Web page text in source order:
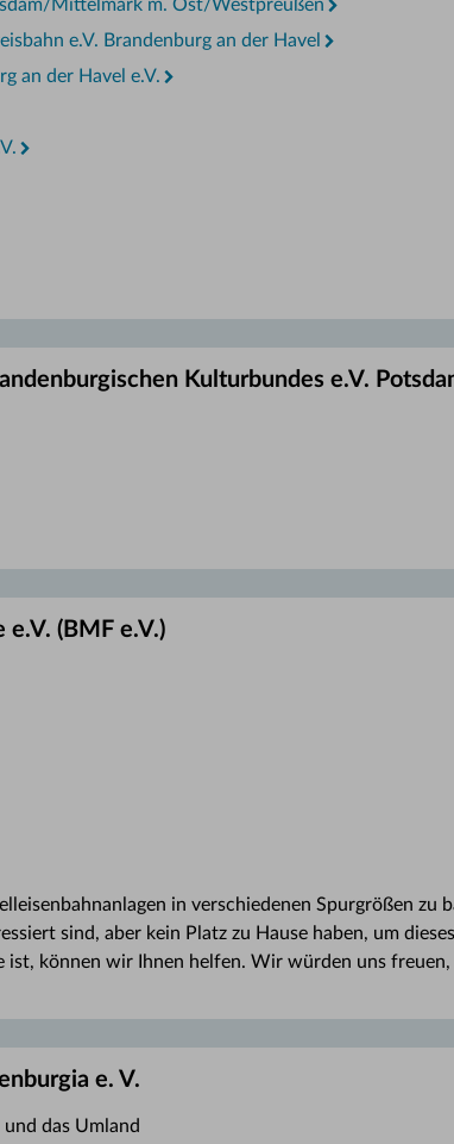
Mittelmark m. Ost/Westpreußen
e.V. Brandenburg an der Havel
an der Havel e.V.
Kulturbundes e.V.
(BMF e.V.)
in verschiedenen Spurgrößen zu
sind, aber kein Platz zu Hause haben, um
ist, können wir Ihnen helfen. Wir würden uns
e. V.
das Umland